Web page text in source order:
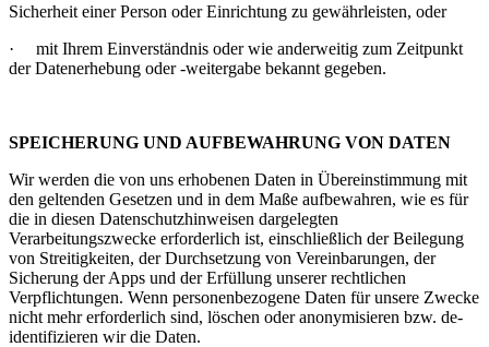
Sicherheit einer Person oder Einrichtung zu gewährleisten, oder
· mit Ihrem Einverständnis oder wie anderweitig zum Zeitpunkt
der Datenerhebung oder -weitergabe bekannt gegeben.
SPEICHERUNG UND AUFBEWAHRUNG VON DATEN
Wir werden die von uns erhobenen Daten in Übereinstimmung mit
den geltenden Gesetzen und in dem Maße aufbewahren, wie es für
die in diesen Datenschutzhinweisen dargelegten
Verarbeitungszwecke erforderlich ist, einschließlich der Beilegung
von Streitigkeiten, der Durchsetzung von Vereinbarungen, der
Sicherung der Apps und der Erfüllung unserer rechtlichen
Verpflichtungen. Wenn personenbezogene Daten für unsere Zwecke
nicht mehr erforderlich sind, löschen oder anonymisieren bzw. de-
identifizieren wir die Daten.